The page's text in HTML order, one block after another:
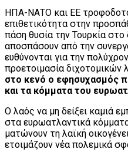
ΗΠΑ-ΝΑΤΟ και ΕΕ
επιθετικότητα στην
πάση θυσία την Τουρκία
αποσπάσουν από την
ευθύνονται για την
προετοιμασία διχοτομικών
στο κενό ο εφησυχασμός
και τα κόμματα του
Ο λαός να μη δείξει καμιά
στα ευρωατλαντικά
ματώνουν τη λαϊκή
ετοιμάζουν νέα πολεμικά